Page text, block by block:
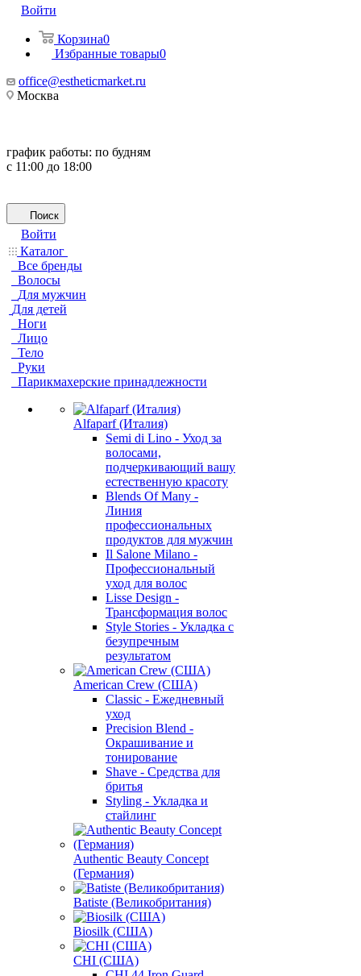
Войти
Корзина0
Избранные товары0
office@estheticmarket.ru
Москва
график работы: по будням
с 11:00 до 18:00
Поиск
Войти
Каталог
Все бренды
Волосы
Для мужчин
Для детей
Ноги
Лицо
Тело
Руки
Парикмахерские принадлежности
Alfaparf (Италия)
Semi di Lino - Уход за
волосами,
подчеркивающий вашу
естественную красоту
Blends Of Many -
Линия
профессиональных
продуктов для мужчин
Il Salone Milano -
Профессиональный
уход для волос
Lisse Design -
Трансформация волос
Style Stories - Укладка с
безупречным
результатом
American Crew (США)
Classic - Ежедневный
уход
Precision Blend -
Окрашивание и
тонирование
Shave - Средства для
бритья
Styling - Укладка и
стайлинг
Authentic Beauty Concept
(Германия)
Batiste (Великобритания)
Biosilk (США)
CHI (США)